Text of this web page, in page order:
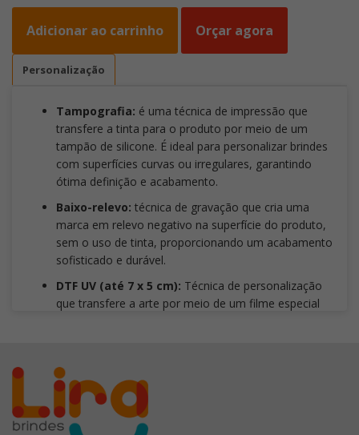
Adicionar ao carrinho Orçar agora
Personalização
Tampografia: é uma técnica de impressão que
transfere a tinta para o produto por meio de um
tampão de silicone. É ideal para personalizar brindes
com superfícies curvas ou irregulares, garantindo
ótima definição e acabamento.
Baixo-relevo: técnica de gravação que cria uma
marca em relevo negativo na superfície do produto,
sem o uso de tinta, proporcionando um acabamento
sofisticado e durável.
DTF UV (até 7 x 5 cm): Técnica de personalização
que transfere a arte por meio de um filme especial
superfícies rígidas, como plástico, metal, inox, vidro,
acrílico, madeira tratada e bambu.
recomendada para superfícies flexíveis
tecidos, borrachas macias e materiais com alta